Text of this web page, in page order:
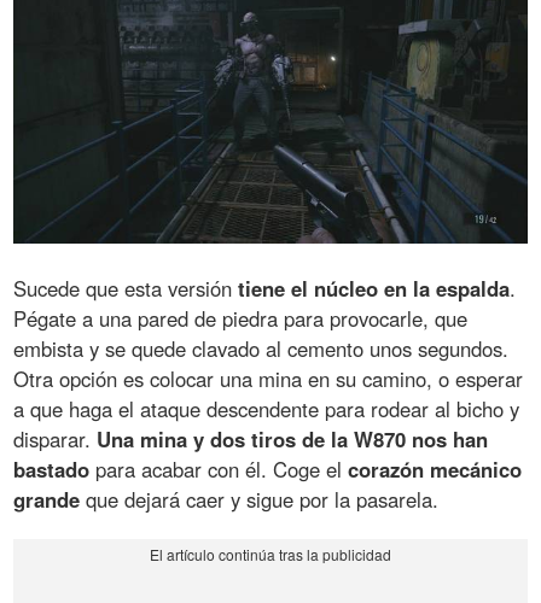
Sucede que esta versióntiene el núcleo en la espalda.
Pégate a una pared de piedra para provocarle, que
embista y se quede clavado al cemento unos segundos.
Otra opción es colocar una mina en su camino, o esperar
a que haga el ataque descendente para rodear al bicho y
disparar. Una mina y dos tiros de la W870 nos han
bastado para acabar con él. Coge elcorazón mecánico
grande que dejará caer y sigue por la pasarela.